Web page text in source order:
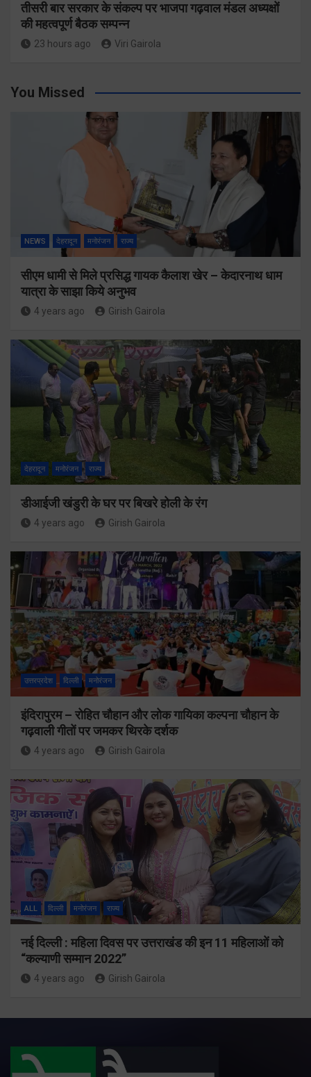
तीसरी बार सरकार के संकल्प पर भाजपा गढ़वाल मंडल अध्यक्षों
की महत्वपूर्ण बैठक सम्पन्न
23 hours ago Viri Gairola
You Missed
NEWS देहरादून मनोरंजन राज्य
सीएम धामी से मिले प्रसिद्ध गायक कैलाश खेर – केदारनाथ धाम
यात्रा के साझा किये अनुभव
4 years ago Girish Gairola
देहरादून मनोरंजन राज्य
डीआईजी खंडुरी के घर पर बिखरे होली के रंग
4 years ago Girish Gairola
उत्तरप्रदेश दिल्ली मनोरंजन
इंदिरापुरम – रोहित चौहान और लोक गायिका कल्पना चौहान के
गढ़वाली गीतों पर जमकर थिरके दर्शक
4 years ago Girish Gairola
ALL दिल्ली मनोरंजन राज्य
नई दिल्ली : महिला दिवस पर उत्तराखंड की इन 11 महिलाओं को
“कल्याणी सम्मान 2022”
4 years ago Girish Gairola